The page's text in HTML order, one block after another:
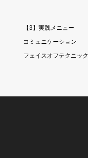
【3】実践メニュー
コミュニケーション
フェイスオフテクニック